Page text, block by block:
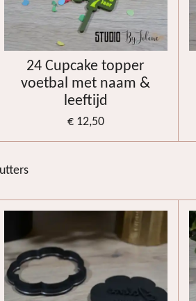
24 Cupcake topper
voetbal met naam &
leeftijd
€ 12,50